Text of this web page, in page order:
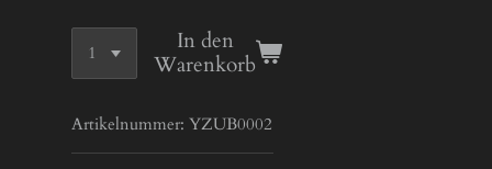
In den
Warenkorb
Artikelnummer: YZUB0002